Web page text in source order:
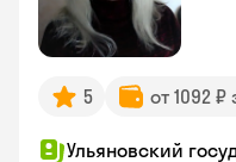
5 от 1092 ₽
Ульяновский